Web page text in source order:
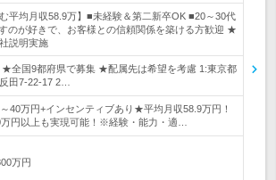
む平均月収58.9万】■未経験＆第二新卒OK ■20～30代
のが好きで、お客様との信頼関係を築ける方歓迎 ★
説明実施
全国9都府県で募集 ★配属先は希望を考慮 1:東京都
田7-22-17 2…
40万円+インセンティブあり★平均月収58.9万円！
円以上も実現可能！※経験・能力・適…
万円